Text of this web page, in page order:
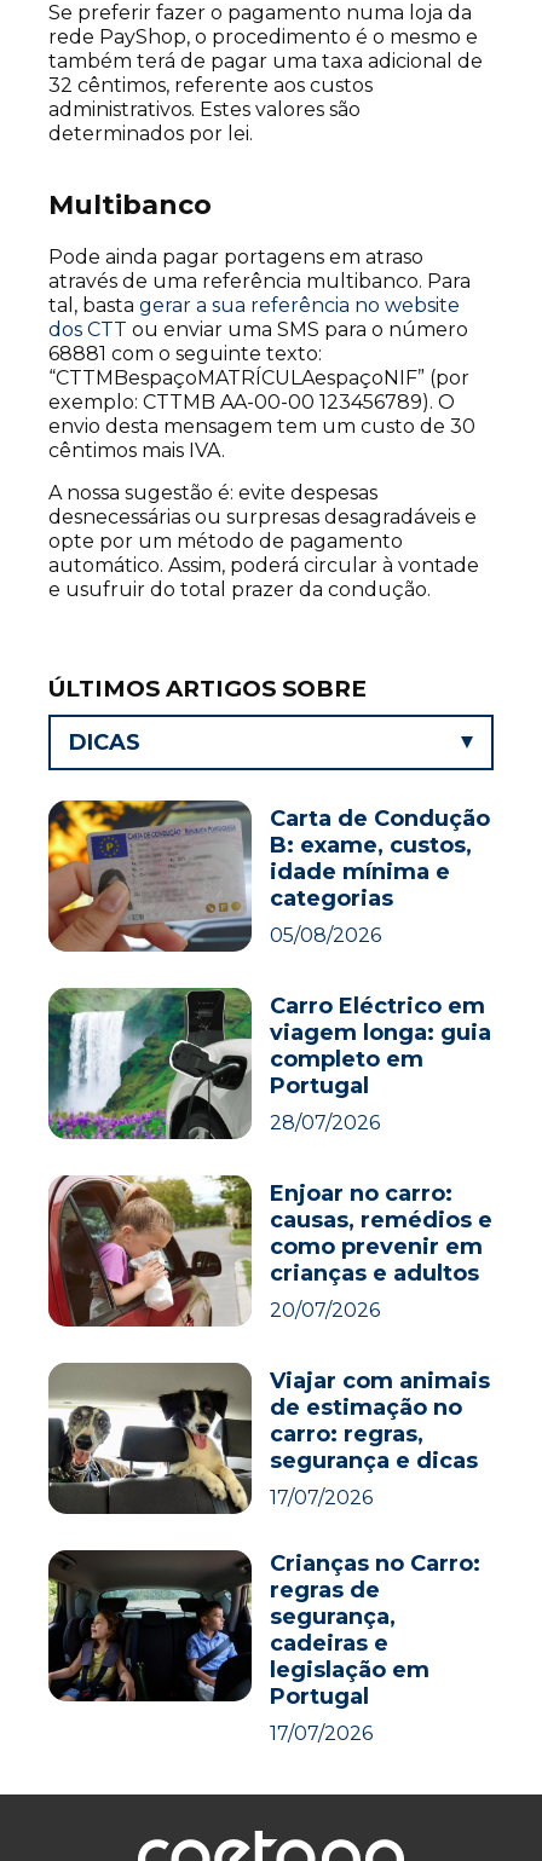
Se preferir fazer o pagamento numa loja da
rede PayShop, o procedimento é o mesmo e
também terá de pagar uma taxa adicional de
32 cêntimos, referente aos custos
administrativos. Estes valores são
determinados por lei.
Multibanco
Pode ainda pagar portagens em atraso
através de uma referência multibanco. Para
tal, basta gerar a sua referência no website
dos CTT ou enviar uma SMS para o número
68881 com o seguinte texto:
“CTTMBespaçoMATRÍCULAespaçoNIF” (por
exemplo: CTTMB AA-00-00 123456789). O
envio desta mensagem tem um custo de 30
cêntimos mais IVA.
A nossa sugestão é: evite despesas
desnecessárias ou surpresas desagradáveis e
opte por um método de pagamento
automático. Assim, poderá circular à vontade
e usufruir do total prazer da condução.
ÚLTIMOS ARTIGOS SOBRE
DICAS
Carta de Condução
B: exame, custos,
idade mínima e
categorias
05/08/2026
Carro Eléctrico em
viagem longa: guia
completo em
Portugal
28/07/2026
Enjoar no carro:
causas, remédios e
como prevenir em
crianças e adultos
20/07/2026
Viajar com animais
de estimação no
carro: regras,
segurança e dicas
17/07/2026
Crianças no Carro:
regras de
segurança,
cadeiras e
legislação em
Portugal
17/07/2026